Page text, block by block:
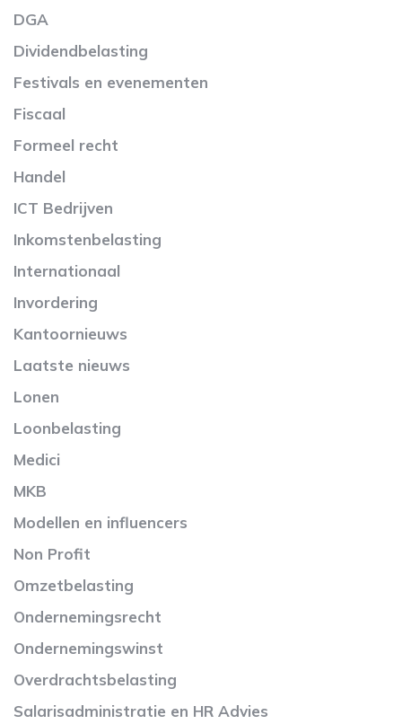
DGA
Dividendbelasting
Festivals en evenementen
Fiscaal
Formeel recht
Handel
ICT Bedrijven
Inkomstenbelasting
Internationaal
Invordering
Kantoornieuws
Laatste nieuws
Lonen
Loonbelasting
Medici
MKB
Modellen en influencers
Non Profit
Omzetbelasting
Ondernemingsrecht
Ondernemingswinst
Overdrachtsbelasting
Salarisadministratie en HR Advies